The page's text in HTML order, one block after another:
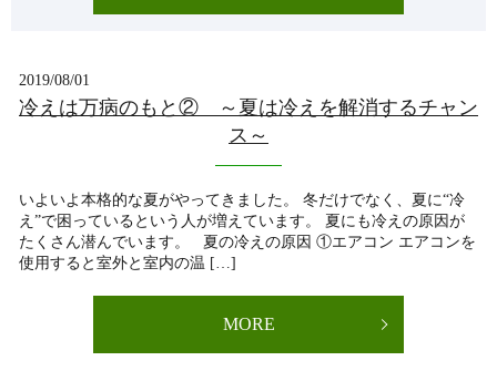
2019/08/01
冷えは万病のもと② ～夏は冷えを解消するチャン
ス～
いよいよ本格的な夏がやってきました。 冬だけでなく、夏に“冷
え”で困っているという人が増えています。 夏にも冷えの原因が
たくさん潜んでいます。 夏の冷えの原因 ①エアコン エアコンを
使用すると室外と室内の温 […]
MORE